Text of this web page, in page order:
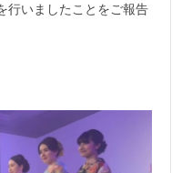
行いましたことをご報告